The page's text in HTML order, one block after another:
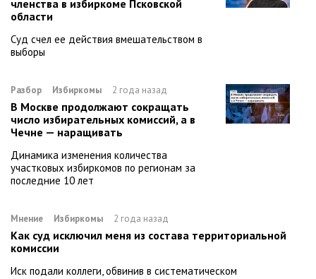
членства в избиркоме Псковской
области
Суд счел ее действия вмешательством в
выборы
Разбор Избиркомы 2 года назад
В Москве продолжают сокращать
число избирательных комиссий, а в
Чечне — наращивать
Динамика изменения количества
участковых избиркомов по регионам за
последние 10 лет
Мнение Избиркомы 2 года назад
Как суд исключил меня из состава территориальной
комиссии
Иск подали коллеги, обвинив в систематическом